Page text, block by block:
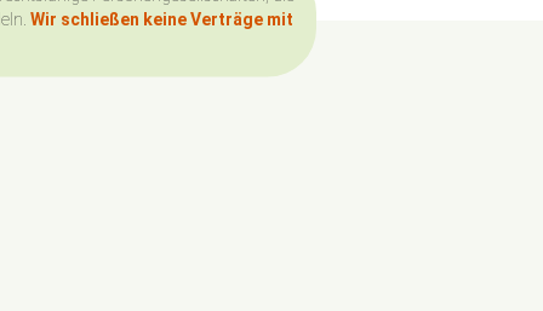
Wir schließen keine Verträge mit